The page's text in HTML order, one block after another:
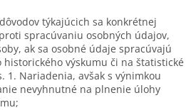
týkajúcich sa konkrétnej
spracúvaniu osobných údajov,
ak sa osobné údaje spracúvajú
historického výskumu či na štatistické
1. Nariadenia, avšak s výnimkou
nevyhnutné na plnenie úlohy